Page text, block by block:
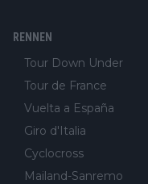
RENNEN
Tour Down Under
Tour de France
Vuelta a España
Giro d'Italia
Cyclocross
Mailand-Sanremo